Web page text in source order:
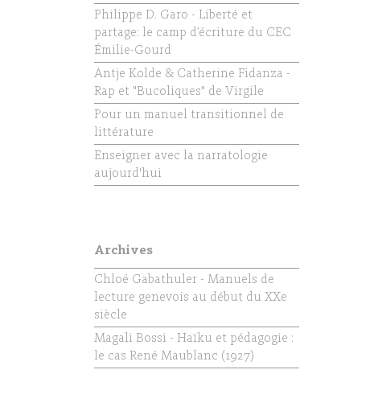
Philippe D. Garo - Liberté et
partage: le camp d’écriture du CEC
Émilie-Gourd
Antje Kolde & Catherine Fidanza -
Rap et "Bucoliques" de Virgile
Pour un manuel transitionnel de
littérature
Enseigner avec la narratologie
aujourd'hui
Archives
Chloé Gabathuler - Manuels de
lecture genevois au début du XXe
siècle
Magali Bossi - Haïku et pédagogie :
le cas René Maublanc (1927)